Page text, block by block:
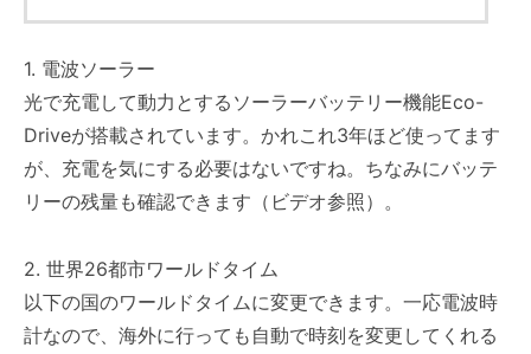
1. 電波ソーラー
光で充電して動力とするソーラーバッテリー機能Eco-
Driveが搭載されています。かれこれ3年ほど使ってます
が、充電を気にする必要はないですね。ちなみにバッテ
リーの残量も確認できます（ビデオ参照）。
2. 世界26都市ワールドタイム
以下の国のワールドタイムに変更できます。一応電波時
計なので、海外に行っても自動で時刻を変更してくれる